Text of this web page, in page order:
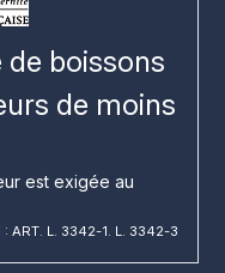
boissons
de moins
est exigée au
: ART. L. 3342-1. L. 3342-3